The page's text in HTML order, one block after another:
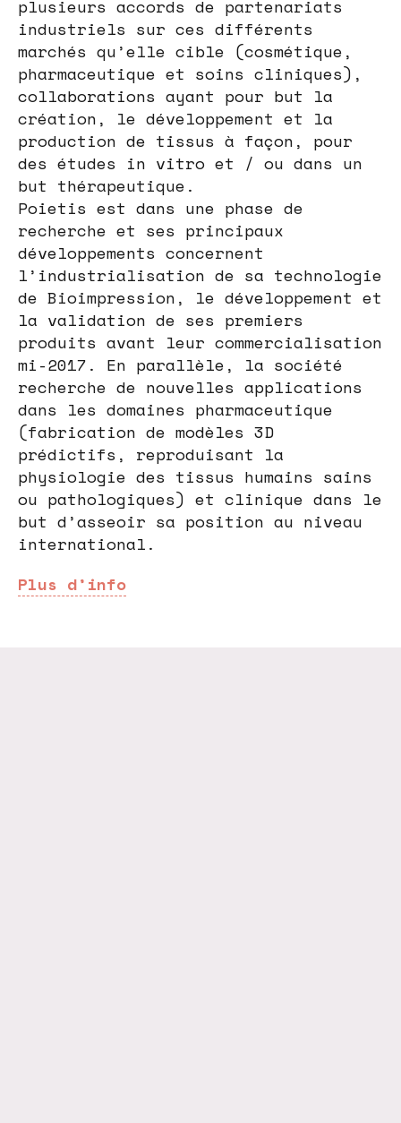
plusieurs accords de partenariats
industriels sur ces différents
marchés qu’elle cible (cosmétique,
pharmaceutique et soins cliniques),
collaborations ayant pour but la
création, le développement et la
production de tissus à façon, pour
des études in vitro et / ou dans un
but thérapeutique.
Poietis est dans une phase de
recherche et ses principaux
développements concernent
l’industrialisation de sa technologie
de Bioimpression, le développement et
la validation de ses premiers
produits avant leur commercialisation
mi-2017. En parallèle, la société
recherche de nouvelles applications
dans les domaines pharmaceutique
(fabrication de modèles 3D
prédictifs, reproduisant la
physiologie des tissus humains sains
ou pathologiques) et clinique dans le
but d’asseoir sa position au niveau
international.
Plus d’info